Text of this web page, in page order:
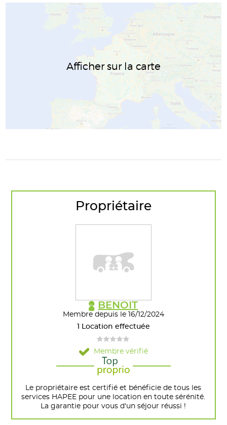
Afficher sur la carte
Propriétaire
BENOIT
Membre depuis le 16/12/2024
1 Location effectuée
Membre vérifié
Le propriétaire est certifié et bénéficie de tous les
services HAPEE pour une location en toute sérénité.
La garantie pour vous d'un séjour réussi !